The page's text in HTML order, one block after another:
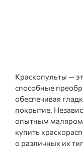
Краскопульты —
способные
обеспечивая
покрытие.
опытным маляром
купить
о различных их